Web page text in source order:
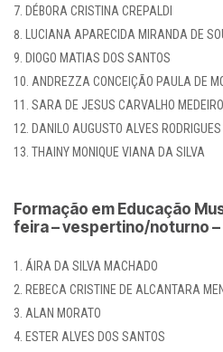
DÉBORA CRISTINA CREPALDI
LUCIANA APARECIDA MIRANDA DE
DIOGO MATIAS DOS SANTOS
ANDREZZA CONCEIÇÃO PAULA DE
SARA DE JESUS CARVALHO
DANILO AUGUSTO ALVES RODRIGUES
THAINY MONIQUE VIANA DA SILVA
Formação em Educação
feira – vespertino/noturno –
ÁIRA DA SILVA MACHADO
REBECA CRISTINE DE ALCANTARA
ALAN MORATO
ESTER ALVES DOS SANTOS